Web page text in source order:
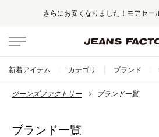
さらにお安くなりました！モアセー
新着アイテム カテゴリ ブランド
ジーンズファクトリー ブランド一覧
ブランド一覧